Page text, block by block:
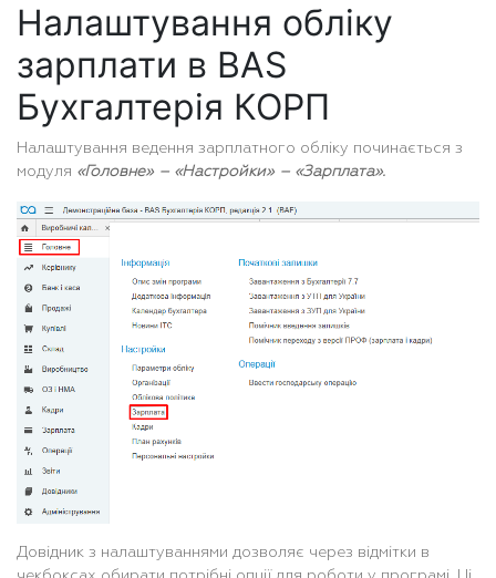
Налаштування обліку
зарплати в BAS
Бухгалтерія КОРП
Налаштування ведення зарплатного обліку починається з
модуля «Головне» – «Настройки» – «Зарплата».
Довідник з налаштуваннями дозволяє через відмітки в